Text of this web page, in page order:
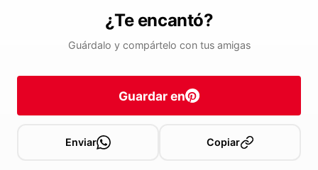
¿Te encantó?
Guárdalo y compártelo con tus amigas
Guardar en
Enviar Copiar